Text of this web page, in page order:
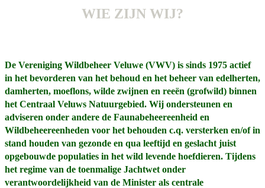
WIE ZIJN WIJ?
De Vereniging Wildbeheer Veluwe (VWV) is sinds 1975 actief
in het bevorderen van het behoud en het beheer van edelherten,
damherten, moeflons, wilde zwijnen en reeën (grofwild) binnen
het Centraal Veluws Natuurgebied. Wij ondersteunen en
adviseren onder andere de Faunabeheereenheid en
Wildbeheereenheden voor het behouden c.q. versterken en/of in
stand houden van gezonde en qua leeftijd en geslacht juist
opgebouwde populaties in het wild levende hoefdieren. Tijdens
het regime van de toenmalige Jachtwet onder
verantwoordelijkheid van de Minister als centrale